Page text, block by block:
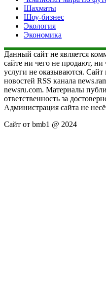
Шахматы
Шоу-бизнес
Экология
Экономика
Данный сайт не является
сайте ни чего не продают,
услуги не оказываются. Сайт
новостей RSS канала
newsru.com. Материалы
ответственность за
Администрация сайта не
Сайт от bmb1 @ 2024